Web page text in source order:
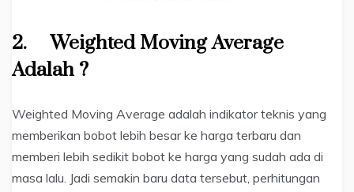
2. Weighted Moving Average
Adalah ?
Weighted Moving Average adalah indikator teknis yang
memberikan bobot lebih besar ke harga terbaru dan
memberi lebih sedikit bobot ke harga yang sudah ada di
masa lalu. Jadi semakin baru data tersebut, perhitungan